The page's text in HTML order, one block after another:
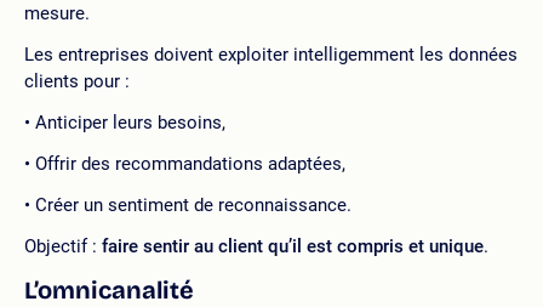
mesure.
Les entreprises doivent exploiter intelligemment les données
clients pour :
Anticiper leurs besoins,
Offrir des recommandations adaptées,
Créer un sentiment de reconnaissance.
Objectif : faire sentir au client qu’il est compris et unique.
L’omnicanalité